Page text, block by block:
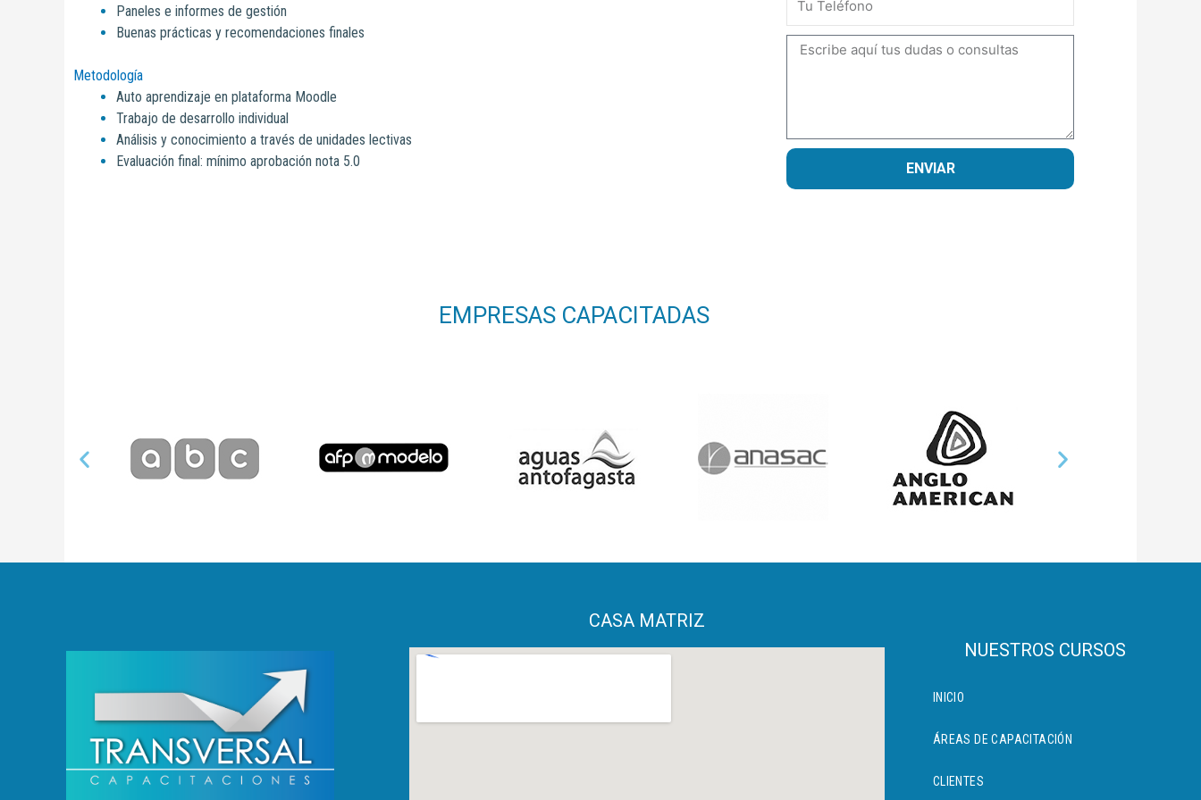
Paneles e informes de gestión
Buenas prácticas y recomendaciones finales
Metodología
Auto aprendizaje en plataforma Moodle
Trabajo de desarrollo individual
Análisis y conocimiento a través de unidades lectivas
Evaluación final: mínimo aprobación nota 5.0
Mensaje
ENVIAR
EMPRESAS CAPACITADAS
CASA MATRIZ
NUESTROS CURSOS
INICIO
ÁREAS DE CAPACITACIÓN
CLIENTES